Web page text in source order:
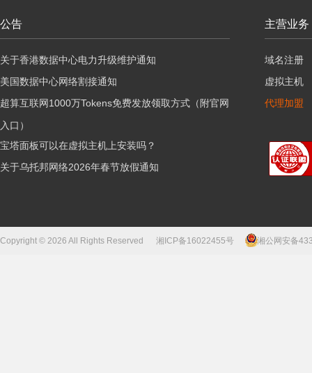
公告
关于香港数据中心电力升级维护通知
美国数据中心网络割接通知
超算互联网1000万Tokens免费发放领取方式（附官网
入口）
宝塔面板可以在虚拟主机上安装吗？
关于乌托邦网络2026年春节放假通知
主营业务
域名注册
虚拟主机
代理加盟
Copyright © 2026 All Rights Reserved 湘ICP备16022455号 湘公网安备